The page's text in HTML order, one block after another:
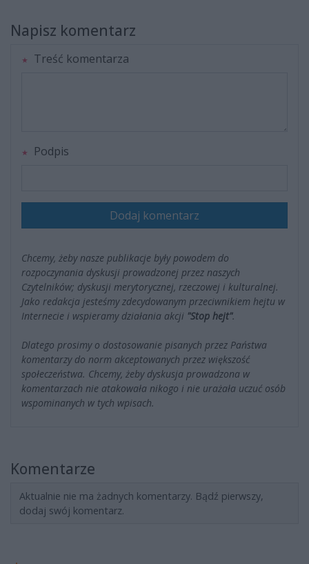
Napisz komentarz
Treść komentarza
Podpis
Dodaj komentarz
Chcemy, żeby nasze publikacje były powodem do
rozpoczynania dyskusji prowadzonej przez naszych
Czytelników; dyskusji merytorycznej, rzeczowej i kulturalnej.
Jako redakcja jesteśmy zdecydowanym przeciwnikiem hejtu w
Internecie i wspieramy działania akcji "Stop hejt".
Dlatego prosimy o dostosowanie pisanych przez Państwa
komentarzy do norm akceptowanych przez większość
społeczeństwa. Chcemy, żeby dyskusja prowadzona w
komentarzach nie atakowała nikogo i nie urażała uczuć osób
wspominanych w tych wpisach.
Komentarze
Aktualnie nie ma żadnych komentarzy. Bądź pierwszy,
dodaj swój komentarz.